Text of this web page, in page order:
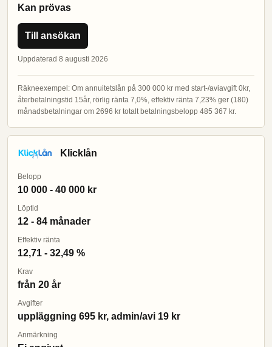
Kan prövas
Till ansökan
Uppdaterad 8 augusti 2026
Räkneexempel: Om annuitetslån på 300 000 kr med start-/aviavgift 0kr,
återbetalningstid 15år, rörlig ränta 7,0%, effektiv ränta 7,23% ger (180)
månadsbetalningar om 2696 kr totalt betalningsbelopp 485 367 kr.
Klicklån
Belopp
10 000 - 40 000 kr
Löptid
12 - 84 månader
Effektiv ränta
12,71 - 32,49 %
Krav
från 20 år
Avgifter
uppläggning 695 kr, admin/avi 19 kr
Anmärkning